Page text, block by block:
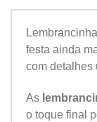
festa ainda
com detalhes
As
o toque final